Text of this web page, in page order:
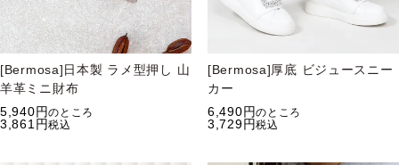
[Bermosa]日本製 ラメ型押し 山
羊革ミニ財布
5,940
のところ
3,861 税込
[Bermosa]厚底 ビジュースニー
カー
6,490
のところ
3,729 税込